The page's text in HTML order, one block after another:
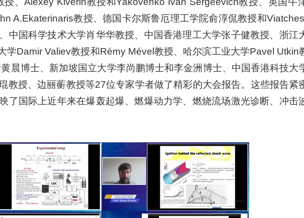
A.Ekaterinaris教授、德国卡尔斯鲁厄理工学院俞淳侃教授和
中国科学技术大学肖华华教授、中国香港理工大学张子健教授、浙江
学Damir Valiev教授和Rémy Mével教授、哈尔滨工业大学Pavel Utkin
晨博士、新加坡国立大学李尚鹏博士和李金洲博士、中国香港科技大
教授、边丽蘅教授等27位专家学者做了精彩的大会报告。这些报告紧
了国际上近年来在爆轰起爆、燃爆动力学、燃烧流场激光诊断、冲击